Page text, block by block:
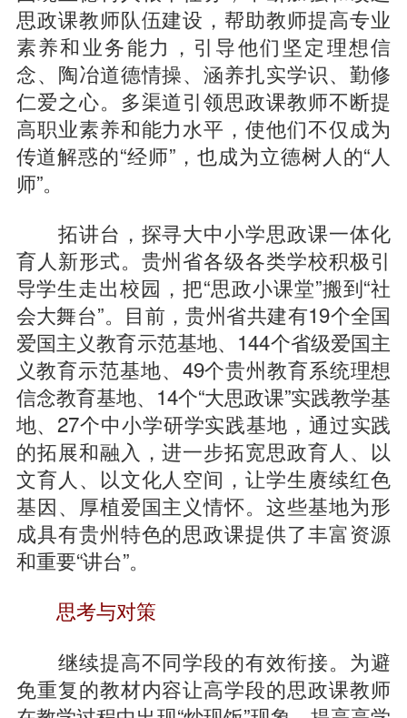
思政课教师队伍建设，帮助教师提高专业
素养和业务能力，引导他们坚定理想信
念、陶冶道德情操、涵养扎实学识、勤修
仁爱之心。多渠道引领思政课教师不断提
高职业素养和能力水平，使他们不仅成为
传道解惑的“经师”，也成为立德树人的“人
师”。
拓讲台，探寻大中小学思政课一体化
育人新形式。贵州省各级各类学校积极引
导学生走出校园，把“思政小课堂”搬到“社
会大舞台”。目前，贵州省共建有19个全国
爱国主义教育示范基地、144个省级爱国主
义教育示范基地、49个贵州教育系统理想
信念教育基地、14个“大思政课”实践教学基
地、27个中小学研学实践基地，通过实践
的拓展和融入，进一步拓宽思政育人、以
文育人、以文化人空间，让学生赓续红色
基因、厚植爱国主义情怀。这些基地为形
成具有贵州特色的思政课提供了丰富资源
和重要“讲台”。
思考与对策
继续提高不同学段的有效衔接。为避
免重复的教材内容让高学段的思政课教师